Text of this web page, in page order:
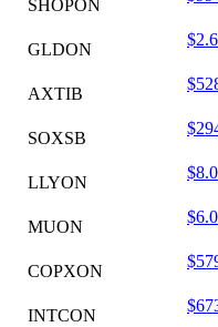
SHOPON
GLDON
AXTIB
SOXSB
LLYON
MUON
COPXON
INTCON